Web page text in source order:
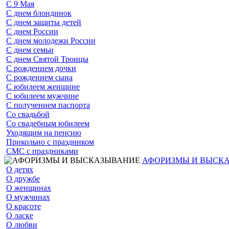
С 9 Мая
С днем блондинок
С днем защиты детей
С днем России
С днем молодежи России
С днем семьи
С днем Святой Троицы
С рождением дочки
С рождением сына
С юбилеем женщине
С юбилеем мужчине
С получением паспорта
Со свадьбой
Со свадебным юбилеем
Уходящим на пенсию
Прикольно с праздником
СМС с праздниками
АФОРИЗМЫ И
О детях
О дружбе
О женщинах
О мужчинах
О красоте
О ласке
О любви